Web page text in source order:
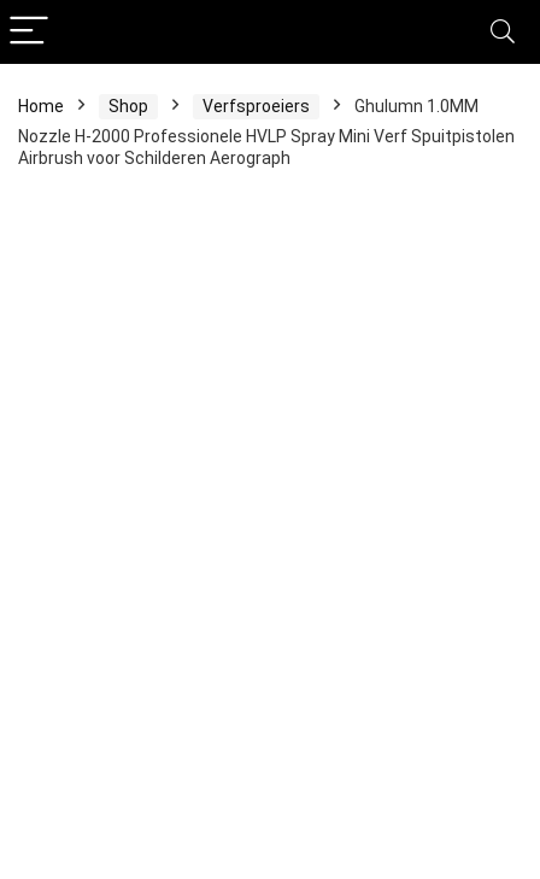
Home Shop Verfsproeiers
Ghulumn 1.0MM
Nozzle H-2000 Professionele HVLP Spray Mini Verf Spuitpistolen
Airbrush voor Schilderen Aerograph